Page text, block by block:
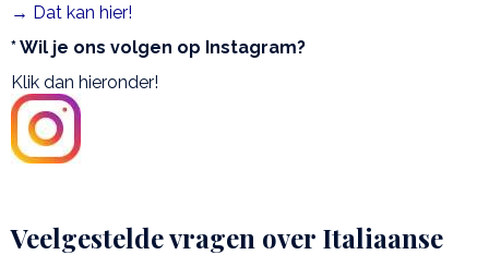
→ Dat kan hier!
* Wil je ons volgen op Instagram?
Klik dan hieronder!
Veelgestelde vragen over Italiaanse